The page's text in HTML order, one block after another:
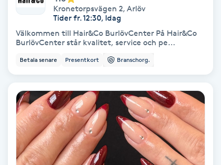
Regndroppsmassage
Reiki
Reikihealing
Reiki massage
Restorative Yoga
Rosacea
Kronetorpsvägen 2, Arlöv
Tider fr. 12:30, Idag
Välkommen till Hair&Co BurlövCenter På Hair&Co
BurlövCenter står kvalitet, service och pe...
Betala senare Presentkort Branschorg.